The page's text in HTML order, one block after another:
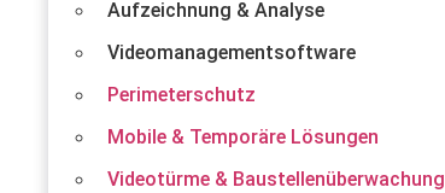
Aufzeichnung & Analyse
Videomanagementsoftware
Perimeterschutz
Mobile & Temporäre Lösungen
Videotürme & Baustellenüberwachung